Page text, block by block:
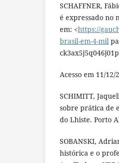
SCHAFFNER,
é expressado no
em: <https://
brasil-em-4-mil
Acesso em 11/12/
SCHIMITT,
sobre prática de
do Lhiste. Porto
SOBANSKI,
histórica e o